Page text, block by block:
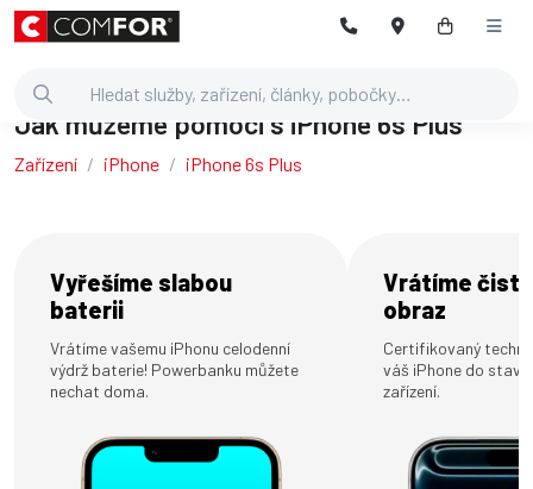
Jak můžeme pomoci s iPhone 6s Plus
Zařízení iPhone iPhone 6s Plus
Vyřešíme slabou
baterii
Vrátíme vašemu iPhonu celodenní
výdrž baterie! Powerbanku můžete
nechat doma.
Vrátíme čistý
obraz
Certifikovaný
váš iPhone do stavu
zařízení.